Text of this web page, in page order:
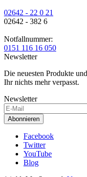
02642 - 22 0 21
02642 - 382 6
Notfallnummer:
0151 116 16 050
Newsletter
Die neuesten Produkte
Ihr nichts mehr verpasst.
Newsletter
Abonnieren
Facebook
Twitter
YouTube
Blog